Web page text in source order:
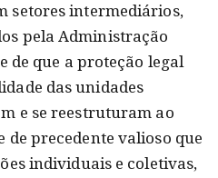
setores intermediários,
pela Administração
de que a proteção legal
das unidades
e se reestruturam ao
de precedente valioso que
individuais e coletivas,